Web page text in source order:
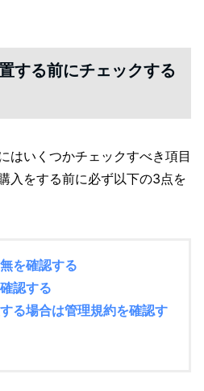
する前にチェックする
はいくつかチェックすべき項目
入をする前に必ず以下の3点を
を確認する
認する
る場合は管理規約を確認す